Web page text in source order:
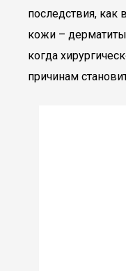
последствия, как
кожи –
когда
причинам